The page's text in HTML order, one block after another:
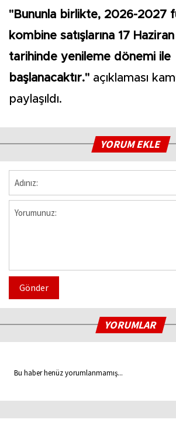
"Bununla birlikte, 2026-2027
kombine satışlarına 17
tarihinde yenileme dönemi ile
başlanacaktır." açıklaması
paylaşıldı.
YORUM EKLE
Gönder
YORUMLAR
Bu haber henüz yorumlanmamış...